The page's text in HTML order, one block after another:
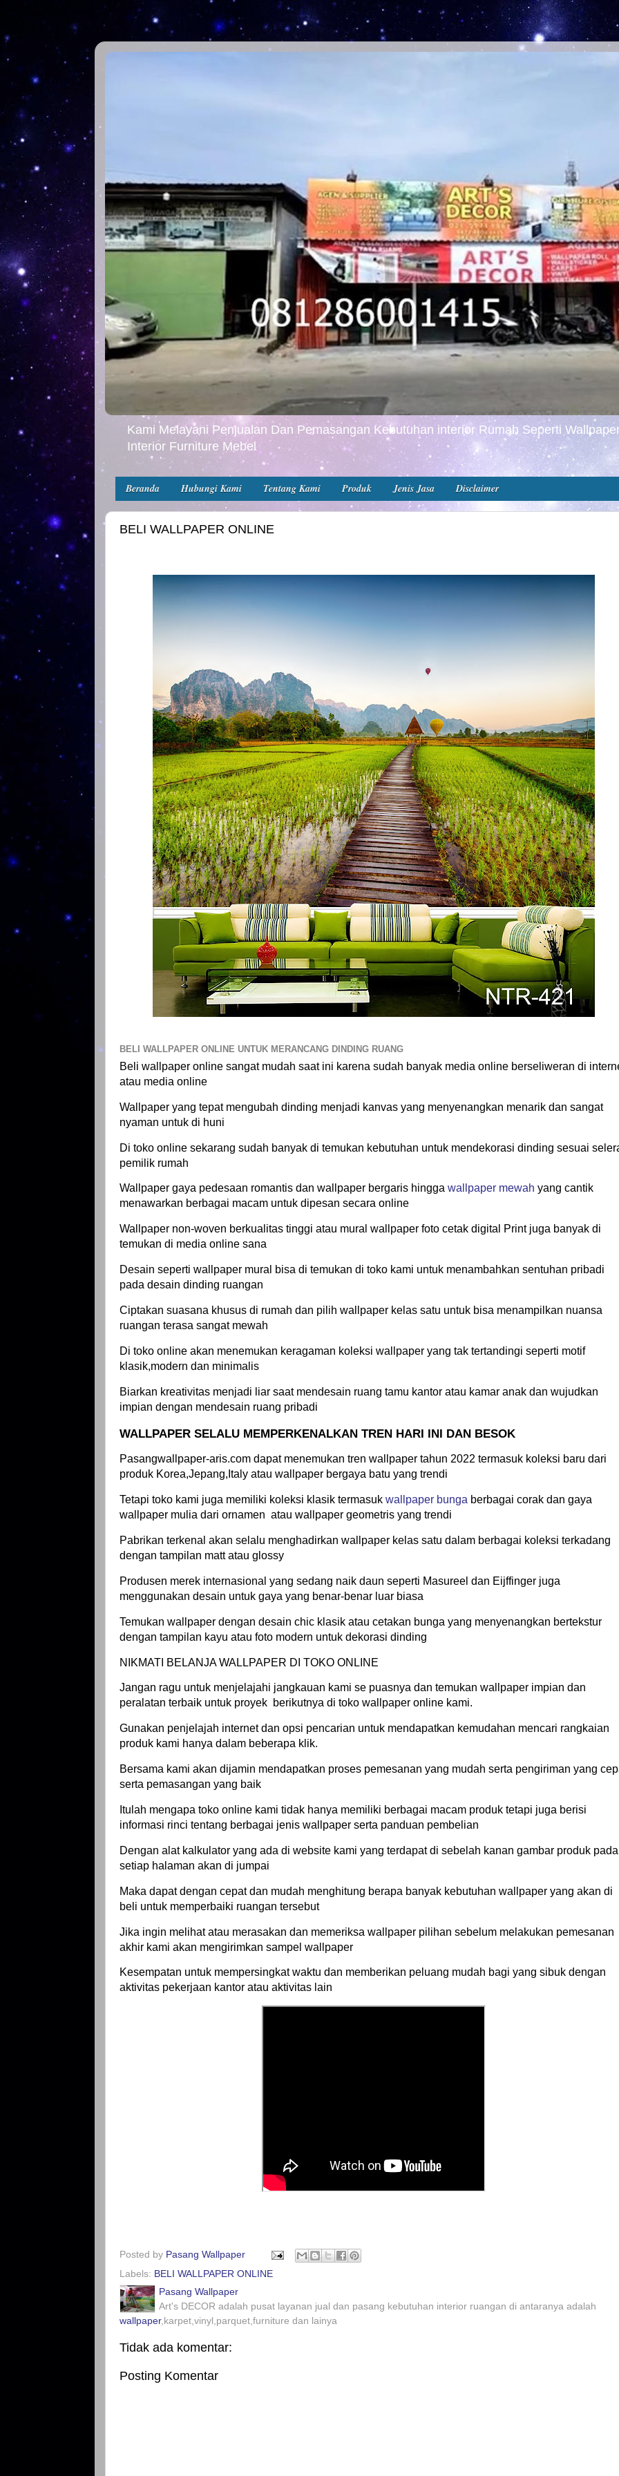
Kami Melayani Penjualan Dan Pemasangan Kebutuhan interior Rumah Seperti
Interior Furniture Mebel
Beranda Hubungi Kami Tentang Kami Produk Jenis Jasa Disclaimer
BELI WALLPAPER ONLINE
BELI WALLPAPER ONLINE UNTUK MERANCANG DINDING RUANG
Beli wallpaper online sangat mudah saat ini karena sudah banyak media online berseliweran di
atau media online
Wallpaper yang tepat mengubah dinding menjadi kanvas yang menyenangkan menarik dan sangat
nyaman untuk di huni
Di toko online sekarang sudah banyak di temukan kebutuhan untuk mendekorasi dinding sesuai
pemilik rumah
Wallpaper gaya pedesaan romantis dan wallpaper bergaris hingga wallpaper mewah yang cantik
menawarkan berbagai macam untuk dipesan secara online
Wallpaper non-woven berkualitas tinggi atau mural wallpaper foto cetak digital Print juga banyak di
temukan di media online sana
Desain seperti wallpaper mural bisa di temukan di toko kami untuk menambahkan sentuhan pribadi
pada desain dinding ruangan
Ciptakan suasana khusus di rumah dan pilih wallpaper kelas satu untuk bisa menampilkan nuansa
ruangan terasa sangat mewah
Di toko online akan menemukan keragaman koleksi wallpaper yang tak tertandingi seperti motif
klasik,modern dan minimalis
Biarkan kreativitas menjadi liar saat mendesain ruang tamu kantor atau kamar anak dan wujudkan
impian dengan mendesain ruang pribadi
WALLPAPER SELALU MEMPERKENALKAN TREN HARI INI DAN BESOK
Pasangwallpaper-aris.com dapat menemukan tren wallpaper tahun 2022 termasuk koleksi baru dari
produk Korea,Jepang,Italy atau wallpaper bergaya batu yang trendi
Tetapi toko kami juga memiliki koleksi klasik termasuk wallpaper bunga berbagai corak dan gaya
wallpaper mulia dari ornamen atau wallpaper geometris yang trendi
Pabrikan terkenal akan selalu menghadirkan wallpaper kelas satu dalam berbagai koleksi terkadang
dengan tampilan matt atau glossy
Produsen merek internasional yang sedang naik daun seperti Masureel dan Eijffinger juga
menggunakan desain untuk gaya yang benar-benar luar biasa
Temukan wallpaper dengan desain chic klasik atau cetakan bunga yang menyenangkan bertekstur
dengan tampilan kayu atau foto modern untuk dekorasi dinding
NIKMATI BELANJA WALLPAPER DI TOKO ONLINE
Jangan ragu untuk menjelajahi jangkauan kami se puasnya dan temukan wallpaper impian dan
peralatan terbaik untuk proyek berikutnya di toko wallpaper online kami.
Gunakan penjelajah internet dan opsi pencarian untuk mendapatkan kemudahan mencari rangkaian
produk kami hanya dalam beberapa klik.
Bersama kami akan dijamin mendapatkan proses pemesanan yang mudah serta pengiriman yang
serta pemasangan yang baik
Itulah mengapa toko online kami tidak hanya memiliki berbagai macam produk tetapi juga berisi
informasi rinci tentang berbagai jenis wallpaper serta panduan pembelian
Dengan alat kalkulator yang ada di website kami yang terdapat di sebelah kanan gambar produk pada
setiap halaman akan di jumpai
Maka dapat dengan cepat dan mudah menghitung berapa banyak kebutuhan wallpaper yang akan di
beli untuk memperbaiki ruangan tersebut
Jika ingin melihat atau merasakan dan memeriksa wallpaper pilihan sebelum melakukan pemesanan
akhir kami akan mengirimkan sampel wallpaper
Kesempatan untuk mempersingkat waktu dan memberikan peluang mudah bagi yang sibuk dengan
aktivitas pekerjaan kantor atau aktivitas lain
Posted by Pasang Wallpaper
Labels: BELI WALLPAPER ONLINE
Pasang Wallpaper
Art's DECOR adalah pusat layanan jual dan pasang kebutuhan interior ruangan di antaranya adalah
wallpaper,karpet,vinyl,parquet,furniture dan lainya
Tidak ada komentar:
Posting Komentar